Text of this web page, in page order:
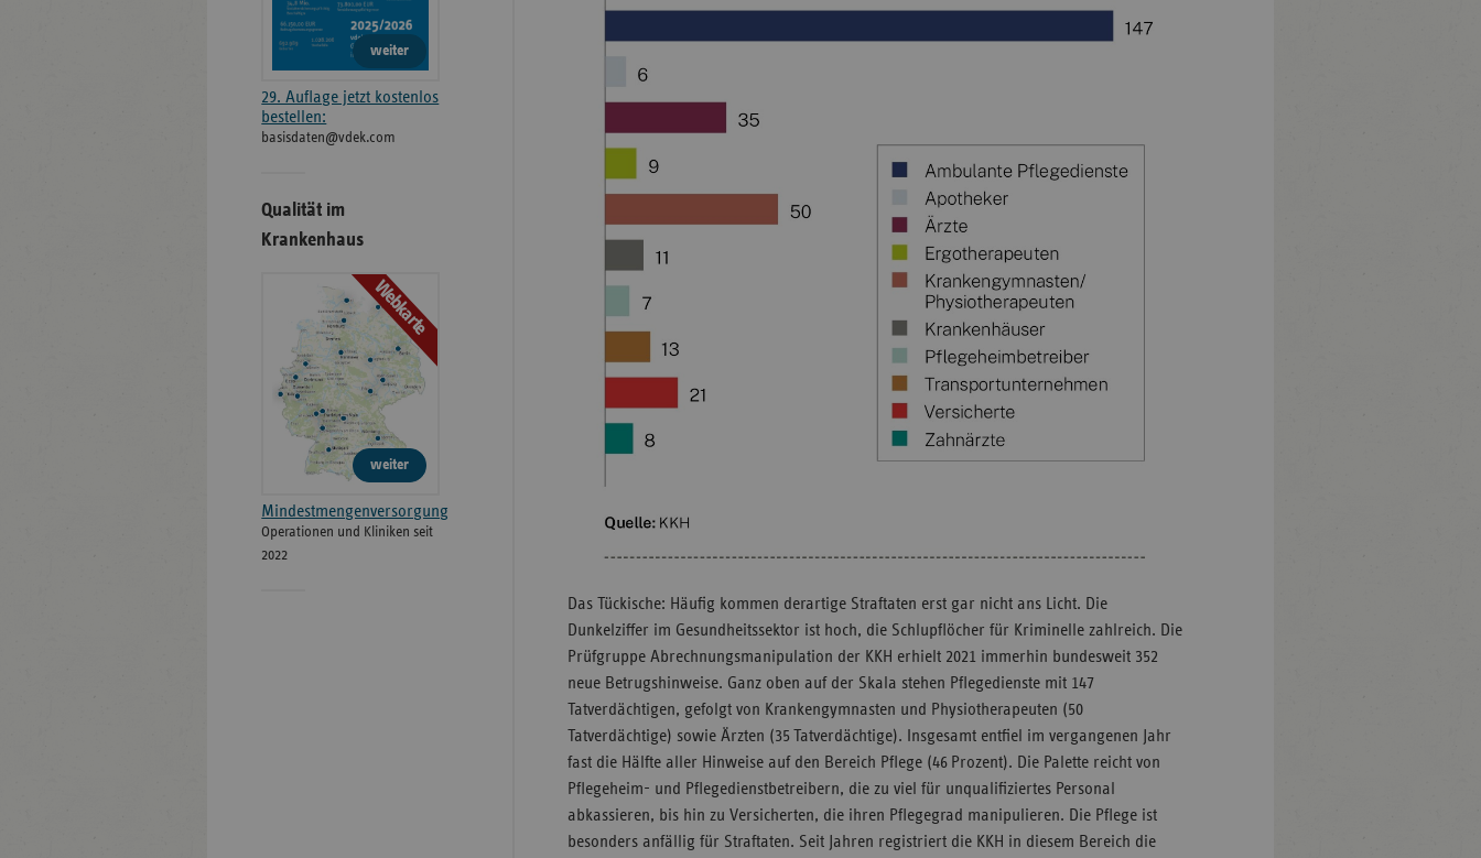
Das Tückische: Häufig kommen derartige Straftaten erst gar nicht ans Licht. Die
Dunkelziffer im Gesundheitssektor ist hoch, die Schlupflöcher für Kriminelle zahlreich. Die
Prüfgruppe Abrechnungsmanipulation der KKH erhielt 2021 immerhin bundesweit 352
neue Betrugshinweise. Ganz oben auf der Skala stehen Pflegedienste mit 147
Tatverdächtigen, gefolgt von Krankengymnasten und Physiotherapeuten (50
Tatverdächtige) sowie Ärzten (35 Tatverdächtige). Insgesamt entfiel im vergangenen Jahr
fast die Hälfte aller Hinweise auf den Bereich Pflege (46 Prozent). Die Palette reicht von
Pflegeheim- und Pflegedienstbetreibern, die zu viel für unqualifiziertes Personal
abkassieren, bis hin zu Versicherten, die ihren Pflegegrad manipulieren. Die Pflege ist
besonders anfällig für Straftaten. Seit Jahren registriert die KKH in diesem Bereich die
weiter
29. Auflage jetzt kostenlos
bestellen:
basisdaten@vdek.com
Qualität im
Krankenhaus
Webkarte
weiter
Mindestmengenversorgung
Operationen und Kliniken seit
2022